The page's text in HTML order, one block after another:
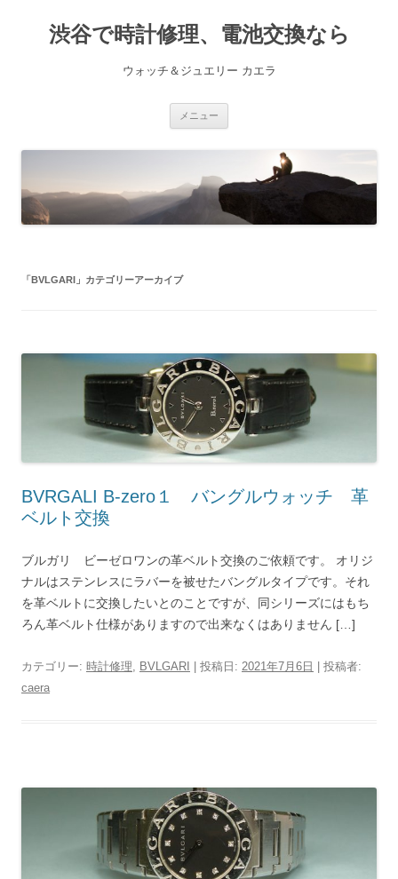
渋谷で時計修理、電池交換なら
ウォッチ＆ジュエリー カエラ
メニュー
ス
キ
プ
「BVLGARI 」カテゴリーアーカイブ
BVRGALI B-zero１ バングルウォッチ 革
ベルト交換
ブルガリ ビーゼロワンの革ベルト交換のご依頼です。 オリジ
ナルはステンレスにラバーを被せたバングルタイプです。それ
を革ベルトに交換したいとのことですが、同シリーズにはもち
ろん革ベルト仕様がありますので出来なくはありません […]
カテゴリー: 時計修理 BVLGARI | 投稿日: 2021年7月6日
投稿者:
caera